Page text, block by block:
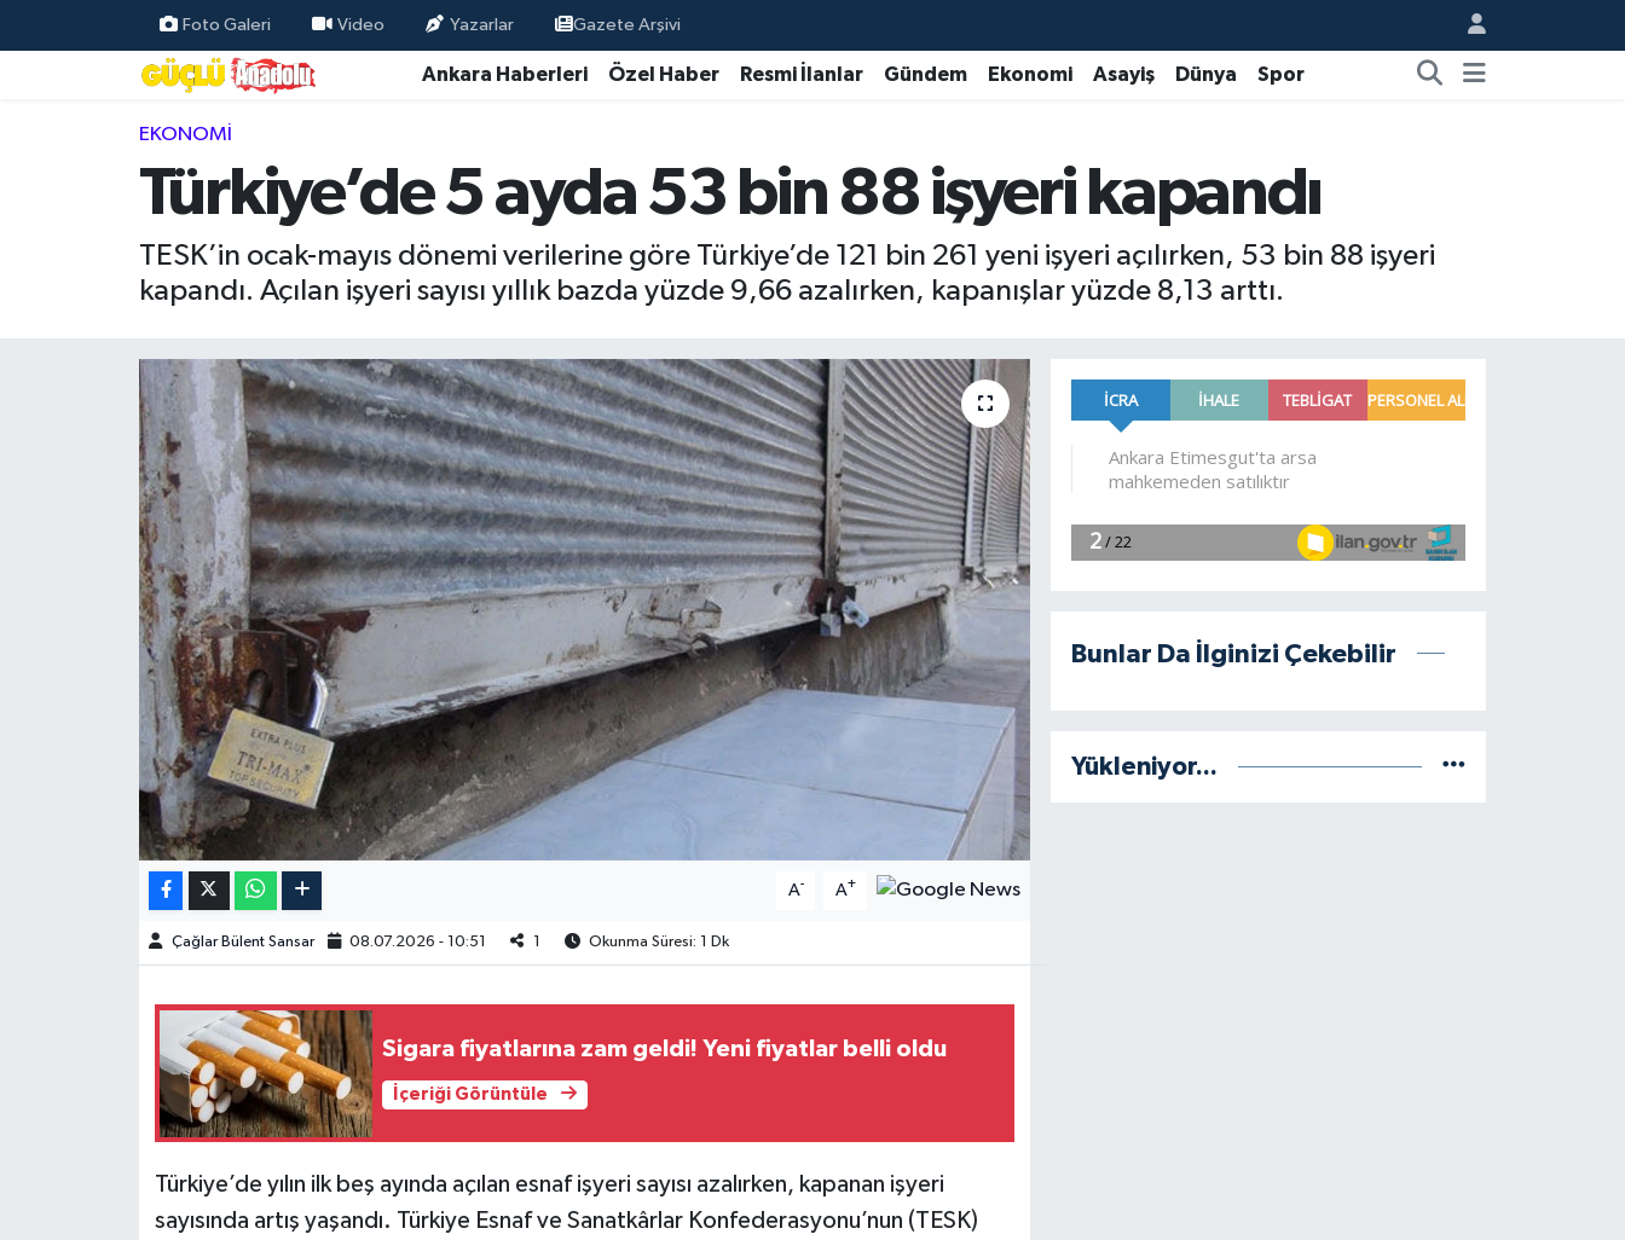
Foto Galeri Video Yazarlar Gazete Arşivi
Ankara Haberleri Özel Haber Resmi İlanlar Gündem Ekonomi Asayiş Dünya Spor
EKONOMI
Türkiye’de 5 ayda 53 bin 88 işyeri kapandı
TESK’in ocak-mayıs dönemi verilerine göre Türkiye’de 121 bin 261 yeni işyeri açılırken, 53 bin 88 işyeri
kapandı. Açılan işyeri sayısı yıllık bazda yüzde 9,66 azalırken, kapanışlar yüzde 8,13 arttı.
A- A+
Çağlar Bülent Sansar 08.07.2026 - 10:51 Okunma Süresi: 1 Dk
Sigara fiyatlarına zam geldi! Yeni fiyatlar belli oldu
İçeriği Görüntüle
Türkiye’de yılın ilk beş ayında açılan esnaf işyeri sayısı azalırken, kapanan işyeri
sayısında artış yaşandı. Türkiye Esnaf ve Sanatkârlar Konfederasyonu’nun (TESK)
Bunlar Da İlginizi Çekebilir
Yükleniyor...
Özel Haber
Resmi İlanlar
Ekonomi
Magazin
Burç Yorumları
Hava Durumu
Kim kimdir?
Kültür Sanat